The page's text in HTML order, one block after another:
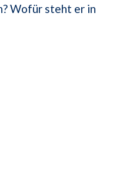
Wofür steht er in